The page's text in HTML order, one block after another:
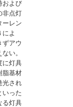
および
非点灯
ーレン
よ
ずアウ
い。
に灯具
脂基材
光され
いった
る灯具